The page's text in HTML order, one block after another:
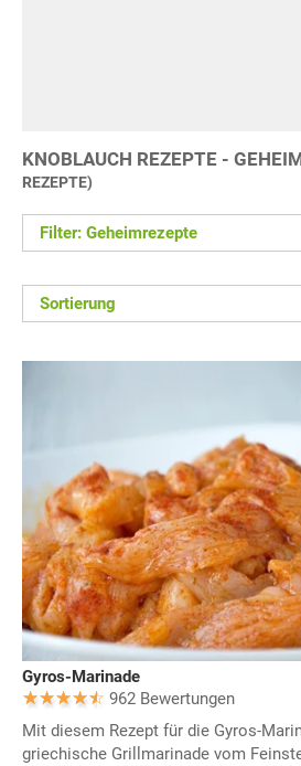
KNOBLAUCH REZEPTE -
REZEPTE)
Filter: Geheimrezepte
Sortierung
Gyros-Marinade
962 Bewertungen
Mit diesem Rezept für die Gyros-
griechische Grillmarinade vom